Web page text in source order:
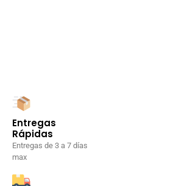
Entregas
Rápidas
Entregas de 3 a 7 días
max